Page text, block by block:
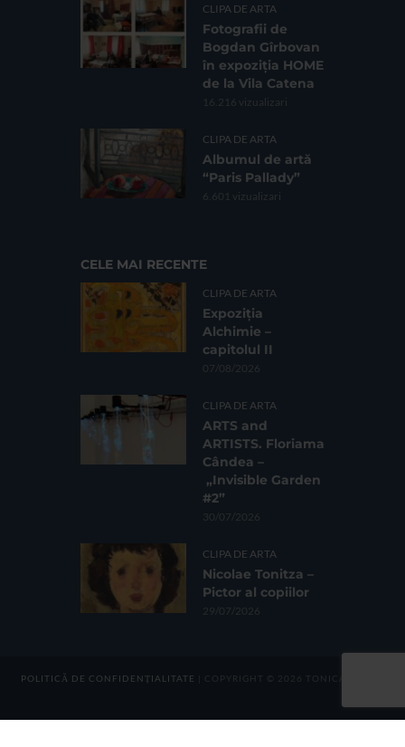
CLIPA DE ARTA
Fotografii de
Bogdan Gîrbovan
în expoziția HOME
de la Vila Catena
16.216 vizualizari
CLIPA DE ARTA
Albumul de artă
“Paris Pallady”
6.601 vizualizari
CELE MAI RECENTE
CLIPA DE ARTA
Expoziția
Alchimie –
capitolul II
07/08/2026
CLIPA DE ARTA
ARTS and
ARTISTS. Floriama
Cândea –
„Invisible Garden
#2”
30/07/2026
CLIPA DE ARTA
Nicolae Tonitza –
Pictor al copiilor
29/07/2026
POLITICĂ DE CONFIDENȚIALITATE | COPYRIGHT © 2026 TONICA GROUP